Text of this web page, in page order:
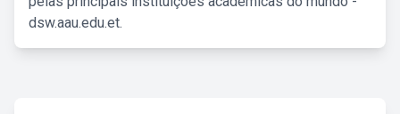
dsw.aau.edu.et.